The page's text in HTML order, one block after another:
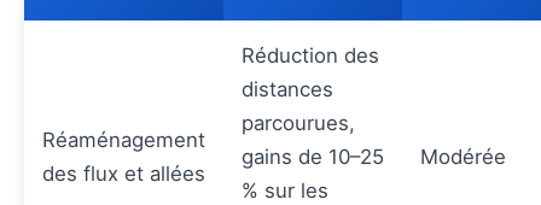
Réaménagement
des flux et allées
Réduction des
distances
parcourues,
gains de 10–25
% sur les
Modérée